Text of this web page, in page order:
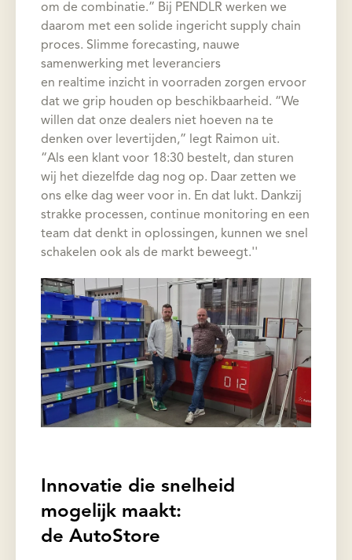
om de combinatie.” Bij PENDLR werken we
daarom met een solide ingericht supply chain
proces. Slimme forecasting, nauwe
samenwerking met leveranciers
en realtime inzicht in voorraden zorgen ervoor
dat we grip houden op beschikbaarheid. “We
willen dat onze dealers niet hoeven na te
denken over levertijden,” legt Raimon uit.
“Als een klant voor 18:30 bestelt, dan sturen
wij het diezelfde dag nog op. Daar zetten we
ons elke dag weer voor in. En dat lukt. Dankzij
strakke processen, continue monitoring en een
team dat denkt in oplossingen, kunnen we snel
schakelen ook als de markt beweegt.''
Innovatie die snelheid
mogelijk maakt:
de AutoStore